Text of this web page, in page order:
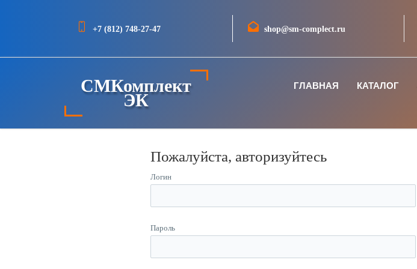
+7 (812) 748-27-47 shop@sm-complect.ru
СМКомплект
ЭК
ГЛАВНАЯ КАТАЛОГ
Пожалуйста, авторизуйтесь
Логин
Пароль